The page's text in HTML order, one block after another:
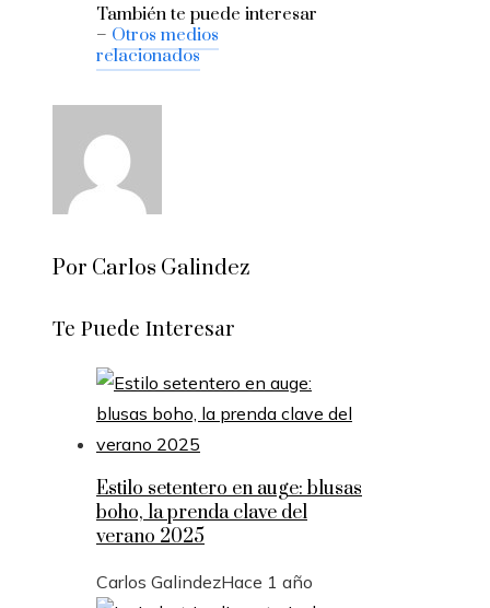
También te puede interesar
– Otros medios
relacionados
Por Carlos Galindez
Te Puede Interesar
Estilo setentero en auge: blusas
boho, la prenda clave del
verano 2025
Carlos GalindezHace 1 año